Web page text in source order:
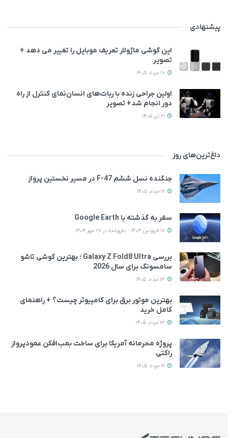
پیشنهادی
این گوشی ماژولار تعریف موبایل را تغییر می‌ دهد +
تصویر
اولین جراحی زنده با ربات‌های انسان‌نمای کنترل از راه
دور انجام شد+ تصویر
داغ‌ترین‌های روز
جنگنده نسل ششم F-47 در مسیر نخستین پرواز
سفر به گذشته با Google Earth
بررسی Galaxy Z Fold8 Ultra ؛ بهترین گوشی تاشو
سامسونگ برای سال 2026
بهترین موتور برق برای کامپیوتر چیست؟ + راهنمای
کامل خرید
پروژه محرمانه آمریکا برای ساخت بمب‌افکن عمودپرواز
راکتی